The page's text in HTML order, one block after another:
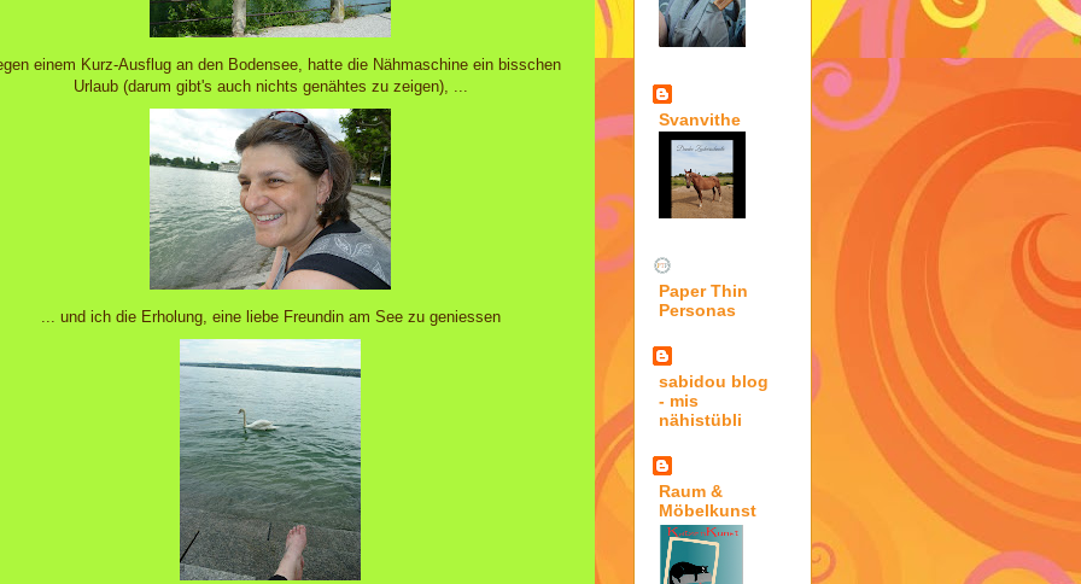
einem Kurz-Ausflug an den Bodensee, hatte die Nähmaschine ein bisschen
Urlaub (darum gibt's auch nichts genähtes zu zeigen), ...
... und ich die Erholung, eine liebe Freundin am See zu geniessen
Svanvithe
Paper Thin
Personas
sabidou blog
- mis
nähistübli
Raum &
Möbelkunst